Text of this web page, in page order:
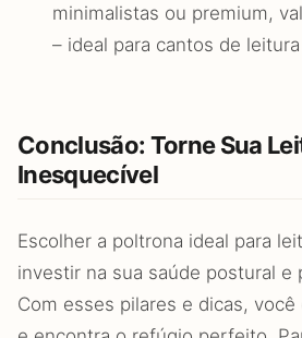
minimalistas ou premium,
– ideal para cantos de
Conclusão: Torne Sua
Inesquecível
Escolher a poltrona ideal para
investir na sua saúde postural e
Com esses pilares e dicas,